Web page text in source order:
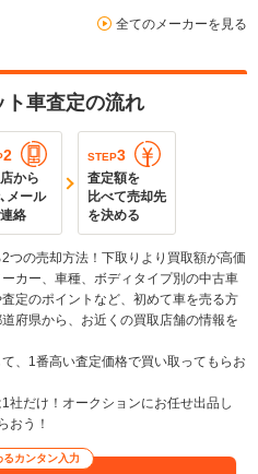
全てのメーカーを見る
ト車査定の流れ
2
から
メール
絡
STEP3
査定額を
比べて売却先
を決める
つの売却方法！下取りより買取額が高価
カー、車種、ボディタイプ別の中古車
定のポイントなど、初めて車を売る方
府県から、お近くの買取店舗の情報を
、1番高い査定価格で買い取ってもらお
社だけ！オークションにお任せ出品し
おう！
カンタン入力